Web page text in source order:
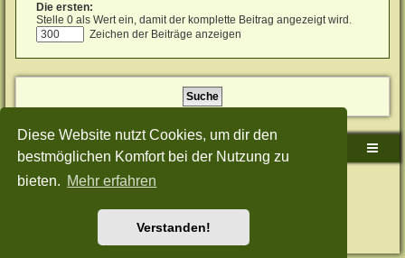
Diese Website nutzt Cookies, um dir den
bestmöglichen Komfort bei der Nutzung zu
bieten. Mehr erfahren
Verstanden!
Die ersten:
Stelle 0 als Wert ein, damit der komplette Beitrag angezeigt wird.
Zeichen der Beiträge anzeigen
Sudden-Strike-Maps.de Hauptseite Foren-Übersicht
Powered byphpBB® Forum Software © phpBB Limited
Style: Green-Style-Split by Joyce&LunaphpBB-Style-Design
Nutzungsbedingungen